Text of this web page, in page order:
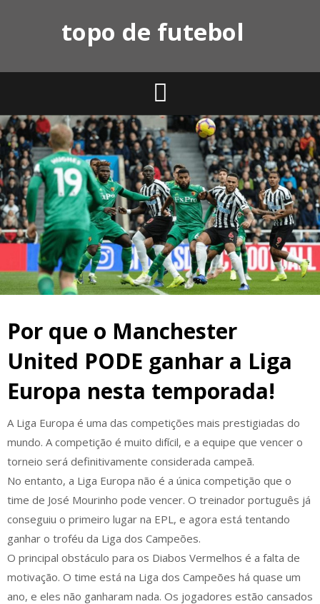
topo de futebol
Por que o Manchester
United PODE ganhar a Liga
Europa nesta temporada!
A Liga Europa é uma das competições mais prestigiadas do
mundo. A competição é muito difícil, e a equipe que vencer o
torneio será definitivamente considerada campeã.
No entanto, a Liga Europa não é a única competição que o
time de José Mourinho pode vencer. O treinador português já
conseguiu o primeiro lugar na EPL, e agora está tentando
ganhar o troféu da Liga dos Campeões.
O principal obstáculo para os Diabos Vermelhos é a falta de
motivação. O time está na Liga dos Campeões há quase um
ano, e eles não ganharam nada. Os jogadores estão cansados